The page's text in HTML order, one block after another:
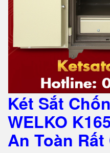
Két Sắt
WELKO
An Toàn Rất